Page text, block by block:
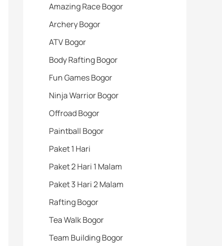
Amazing Race Bogor
Archery Bogor
ATV Bogor
Body Rafting Bogor
Fun Games Bogor
Ninja Warrior Bogor
Offroad Bogor
Paintball Bogor
Paket 1 Hari
Paket 2 Hari 1 Malam
Paket 3 Hari 2 Malam
Rafting Bogor
Tea Walk Bogor
Team Building Bogor